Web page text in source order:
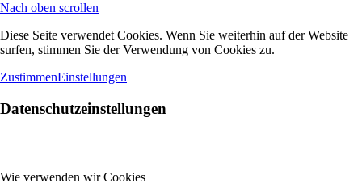
Nach oben scrollen
Diese Seite verwendet Cookies. Wenn Sie weiterhin auf der Website
surfen, stimmen Sie der Verwendung von Cookies zu.
ZustimmenEinstellungen
Datenschutzeinstellungen
Wie verwenden wir Cookies